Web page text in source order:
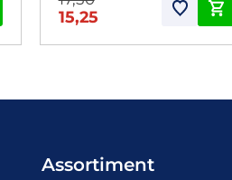
15,25
Assortiment